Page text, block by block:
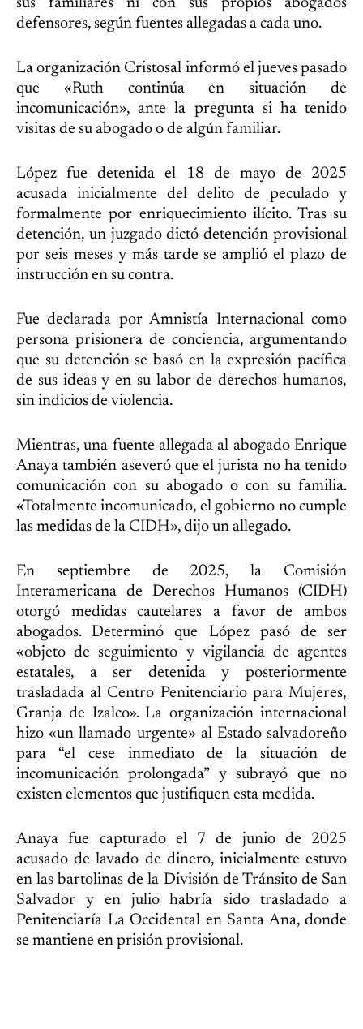
defensores, según fuentes allegadas a cada uno.
La organización Cristosal informó el jueves pasado
que «Ruth continúa en situación de
incomunicación», ante la pregunta si ha tenido
visitas de su abogado o de algún familiar.
López fue detenida el 18 de mayo de 2025
acusada inicialmente del delito de peculado y
formalmente por enriquecimiento ilícito. Tras su
detención, un juzgado dictó detención provisional
por seis meses y más tarde se amplió el plazo de
instrucción en su contra.
Fue declarada por Amnistía Internacional como
persona prisionera de conciencia, argumentando
que su detención se basó en la expresión pacífica
de sus ideas y en su labor de derechos humanos,
sin indicios de violencia.
Mientras, una fuente allegada al abogado Enrique
Anaya también aseveró que el jurista no ha tenido
comunicación con su abogado o con su familia.
«Totalmente incomunicado, el gobierno no cumple
las medidas de la CIDH», dijo un allegado.
En septiembre de 2025, la Comisión
Interamericana de Derechos Humanos (CIDH)
otorgó medidas cautelares a favor de ambos
abogados. Determinó que López pasó de ser
«objeto de seguimiento y vigilancia de agentes
estatales, a ser detenida y posteriormente
trasladada al Centro Penitenciario para Mujeres,
Granja de Izalco». La organización internacional
hizo «un llamado urgente» al Estado salvadoreño
para “el cese inmediato de la situación de
incomunicación prolongada” y subrayó que no
existen elementos que justifiquen esta medida.
Anaya fue capturado el 7 de junio de 2025
acusado de lavado de dinero, inicialmente estuvo
en las bartolinas de la División de Tránsito de San
Salvador y en julio habría sido trasladado a
Penitenciaría La Occidental en Santa Ana, donde
se mantiene en prisión provisional.